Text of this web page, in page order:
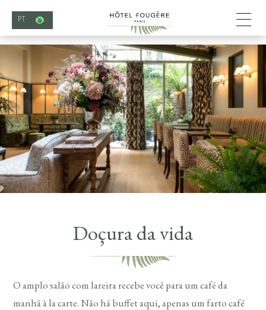
PT
Doçura da vida
O amplo salão com lareira recebe você para um café da
manhã à la carte. Não há buffet aqui, apenas um farto café